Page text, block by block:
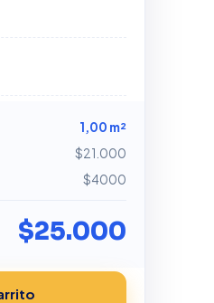
1,00 m²
$21.000
$4000
$25.000